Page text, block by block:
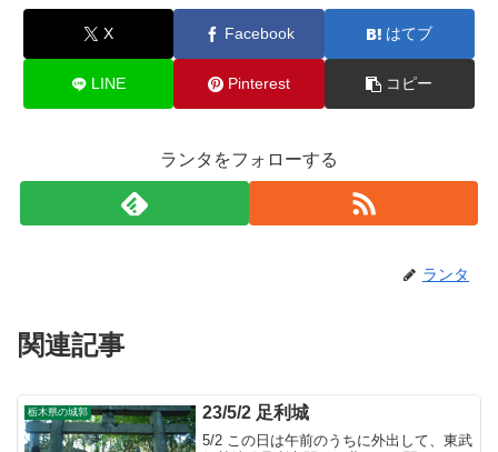
X Facebook はてブ
LINE Pinterest コピー
ランタをフォローする
ランタ
関連記事
栃木県の城郭 23/5/2 足利城
5/2 この日は午前のうちに外出して、東武